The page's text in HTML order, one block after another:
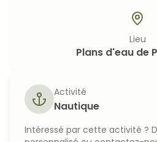
Lieu
Plans d'eau de
Activité
Nautique
Intéressé par cette activité ?